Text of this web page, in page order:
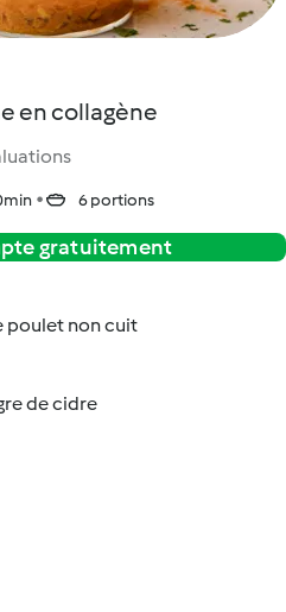
en collagène
6 portions
gratuitement
poulet non cuit
de cidre